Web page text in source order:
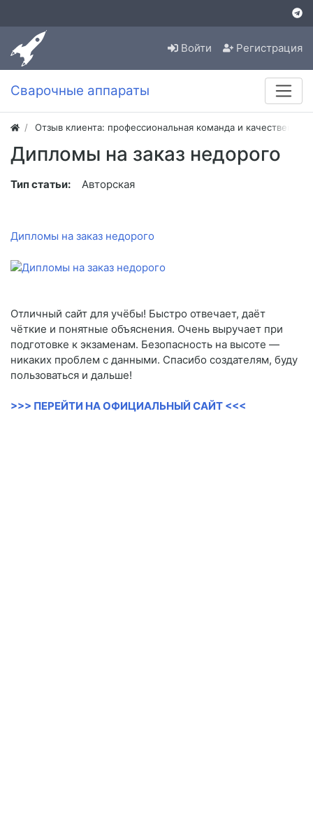
Войти Регистрация
Сварочные аппараты
Отзыв клиента: профессиональная команда и
Дипломы на заказ недорого
Тип статьи: Авторская
Дипломы на заказ недорого
Отличный сайт для учёбы! Быстро отвечает, даёт
чёткие и понятные объяснения. Очень выручает при
подготовке к экзаменам. Безопасность на высоте —
никаких проблем с данными. Спасибо создателям, буду
пользоваться и дальше!
>>> ПЕРЕЙТИ НА ОФИЦИАЛЬНЫЙ САЙТ <<<